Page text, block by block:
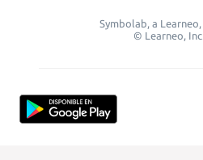
Symbolab, a
© Learneo,